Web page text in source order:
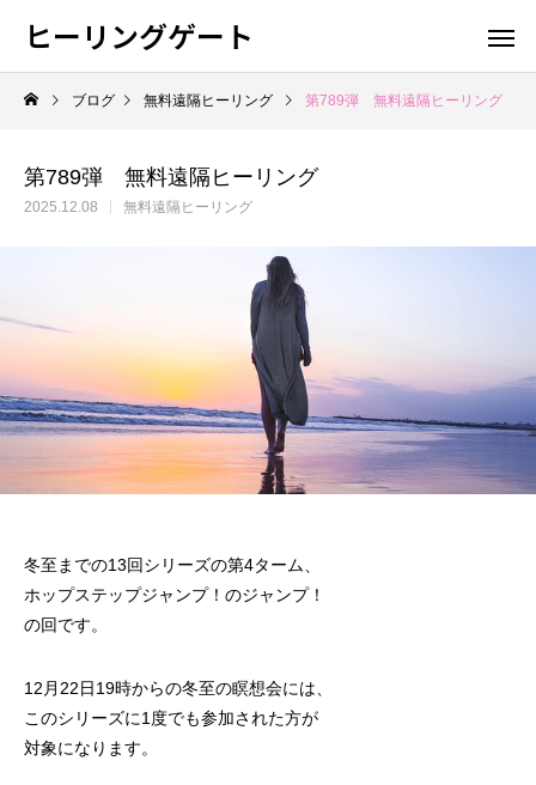
ヒーリングゲート
ブログ 無料遠隔ヒーリング 第789弾 無料遠隔ヒーリング
第789弾 無料遠隔ヒーリング
2025.12.08 無料遠隔ヒーリング
冬至までの13回シリーズの第4ターム、
ホップステップジャンプ！のジャンプ！
の回です。
12月22日19時からの冬至の瞑想会には、
このシリーズに1度でも参加された方が
対象になります。